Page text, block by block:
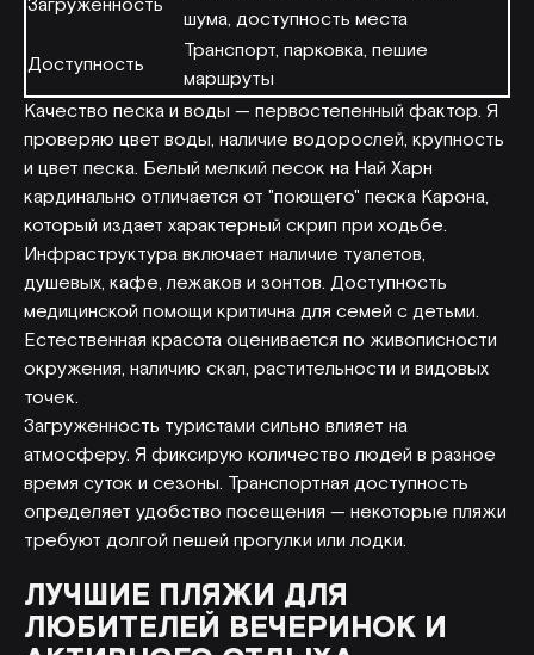
Загруженность
шума, доступность места
Доступность
Транспорт, парковка, пешие
маршруты
Качество песка и воды — первостепенный фактор. Я
проверяю цвет воды, наличие водорослей, крупность
и цвет песка. Белый мелкий песок на Най Харн
кардинально отличается от "поющего" песка Карона,
который издает характерный скрип при ходьбе.
Инфраструктура включает наличие туалетов,
душевых, кафе, лежаков и зонтов. Доступность
медицинской помощи критична для семей с детьми.
Естественная красота оценивается по живописности
окружения, наличию скал, растительности и видовых
точек.
Загруженность туристами сильно влияет на
атмосферу. Я фиксирую количество людей в разное
время суток и сезоны. Транспортная доступность
определяет удобство посещения — некоторые пляжи
требуют долгой пешей прогулки или лодки.
ЛУЧШИЕ ПЛЯЖИ ДЛЯ
ЛЮБИТЕЛЕЙ ВЕЧЕРИНОК И